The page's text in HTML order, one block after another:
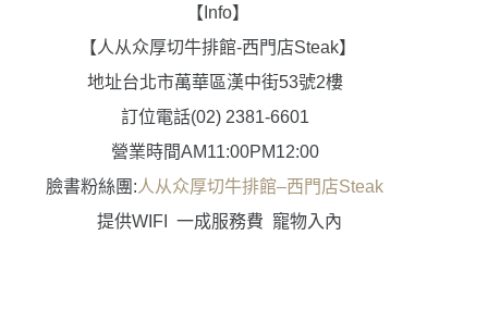
【 Info】
【人从众厚切牛排館-西門店Steak】
地址台北市萬華區漢中街53號2樓
訂位電話(02) 2381-6601
營業時間AM11:00PM12:00
臉書粉絲團 : 人从众厚切牛排館–西門店Steak
提供WIFI 一成服務費 寵物入內